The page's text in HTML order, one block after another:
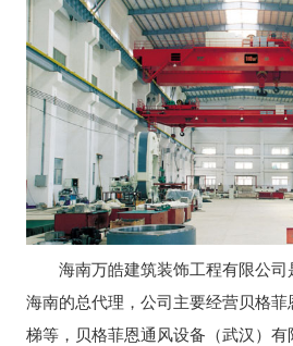
海南万皓建筑装饰工程有限公
海南的总代理，公司主要经营贝格
梯等，贝格菲恩通风设备（武汉）